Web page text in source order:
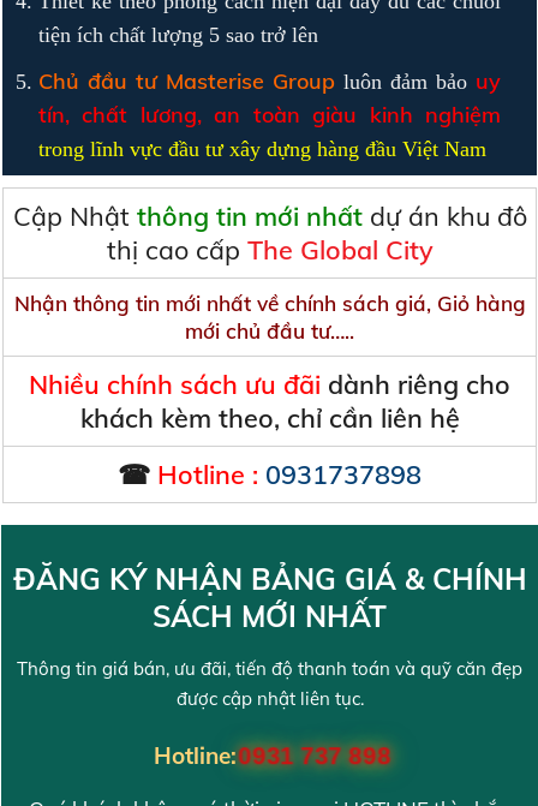
tiện ích chất lượng 5 sao trở lên
Chủ đầu tư Masterise Group luôn đảm bảo uy
tín, chất lương, an toàn giàu kinh nghiệm
trong lĩnh vực đầu tư xây dựng hàng đầu Việt Nam
Cập Nhật thông tin mới nhấtdự án khu đô
thị cao cấp The Global City
Nhận thông tin mới nhất về chính sách giá, Giỏ hàng
mới chủ đầu tư…..
Nhiều chính sách ưu đãi dành riêng cho
khách kèm theo, chỉ cần liên hệ
☎ Hotline : 0931737898
ĐĂNG KÝ NHẬN BẢNG GIÁ & CHÍNH
SÁCH MỚI NHẤT
Thông tin giá bán, ưu đãi, tiến độ thanh toán và quỹ căn đẹp
được cập nhật liên tục.
Hotline:0931 737 898